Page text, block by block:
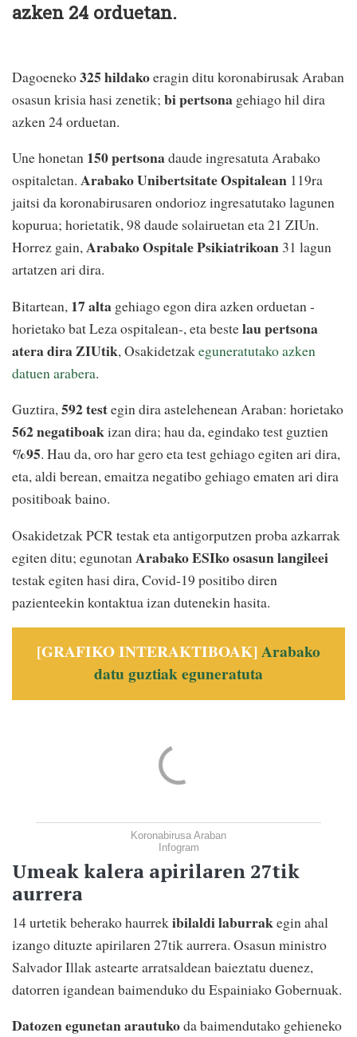
azken 24 orduetan.
Dagoeneko325 hildakoeragin ditu koronabirusak Araban
osasun krisia hasi zenetik; bi pertsona gehiago hil dira
azken 24 orduetan.
Une honetan 150 pertsonadaude ingresatuta Arabako
ospitaletan. Arabako Unibertsitate Ospitalean 119ra
jaitsi da koronabirusaren ondorioz ingresatutako lagunen
kopurua; horietatik, 98 daude solairuetan eta 21 ZIUn.
Horrez gain,Arabako Ospitale Psikiatrikoan 31 lagun
artatzen ari dira.
Bitartean, 17 alta gehiago egon dira azken orduetan -
horietako bat Leza ospitalean-, eta bestelau pertsona
atera dira ZIUtik, Osakidetzakeguneratutako azken
datuen arabera.
Guztira,592 testegin dira astelehenean Araban: horietako
562 negatiboakizan dira; hau da, egindako test guztien
%95. Hau da, oro har gero eta test gehiago egiten ari dira,
eta, aldi berean, emaitza negatibo gehiago ematen ari dira
positiboak baino.
Osakidetzak PCR testak eta antigorputzen proba azkarrak
egiten ditu; egunotanArabako ESIko osasun langileei
testak egiten hasi dira, Covid-19 positibo diren
pazienteekin kontaktua izan dutenekin hasita.
[GRAFIKO INTERAKTIBOAK]Arabako
datu guztiak eguneratuta
Koronabirusa Araban
Infogram
Umeak kalera apirilaren 27tik
aurrera
14 urtetik beherako haurrekibilaldi laburrakegin ahal
izango dituzte apirilaren 27tik aurrera. Osasun ministro
Salvador Illak astearte arratsaldean baieztatu duenez,
datorren igandean baimenduko du Espainiako Gobernuak.
Datozen egunetan arautukoda baimendutako gehieneko